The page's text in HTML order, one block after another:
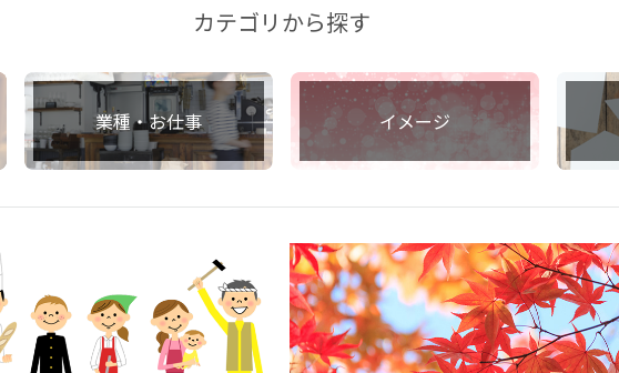
カテゴリから探す
業種・お仕事 イメージ